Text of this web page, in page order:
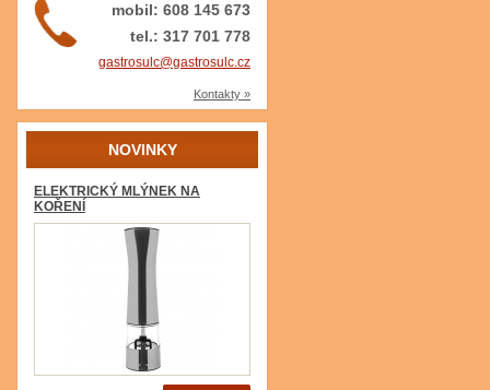
mobil: 608 145 673
tel.: 317 701 778
gastrosulc@gastrosulc.cz
Kontakty »
NOVINKY
ELEKTRICKÝ MLÝNEK NA
KOŘENÍ